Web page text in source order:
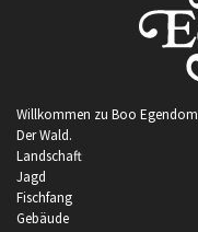
Willkommen zu Boo Egendom
Der Wald.
Landschaft
Jagd
Fischfang
Gebäude